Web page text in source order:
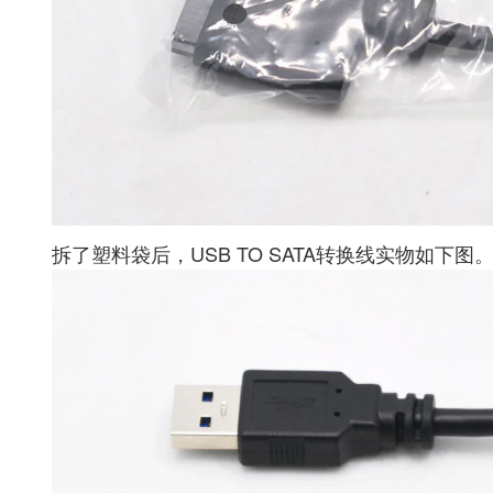
拆了塑料袋后，USB TO SATA转换线实物如下图。